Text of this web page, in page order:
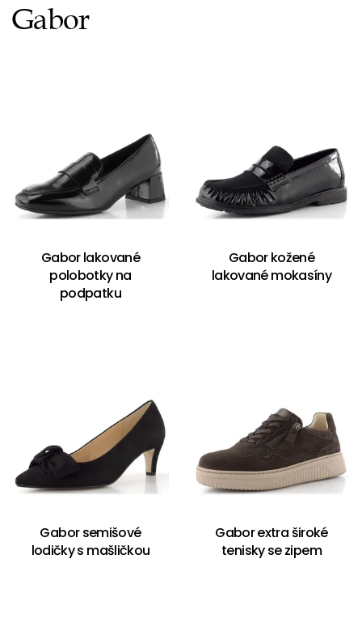
Gabor
Gabor lakované
polobotky na
podpatku
Gabor kožené
lakované mokasíny
Gabor semišové
lodičky s mašličkou
Gabor extra široké
tenisky se zipem